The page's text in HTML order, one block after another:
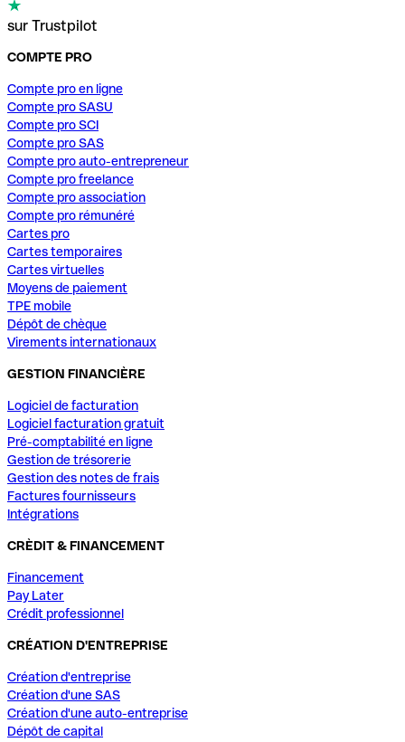
sur Trustpilot
COMPTE PRO
Compte pro en ligne
Compte pro SASU
Compte pro SCI
Compte pro SAS
Compte pro auto-entrepreneur
Compte pro freelance
Compte pro association
Compte pro rémunéré
Cartes pro
Cartes temporaires
Cartes virtuelles
Moyens de paiement
TPE mobile
Dépôt de chèque
Virements internationaux
GESTION FINANCIÈRE
Logiciel de facturation
Logiciel facturation gratuit
Pré-comptabilité en ligne
Gestion de trésorerie
Gestion des notes de frais
Factures fournisseurs
Intégrations
CRÈDIT & FINANCEMENT
Financement
Pay Later
Crédit professionnel
CRÉATION D'ENTREPRISE
Création d'entreprise
Création d'une SAS
Création d'une auto-entreprise
Dépôt de capital